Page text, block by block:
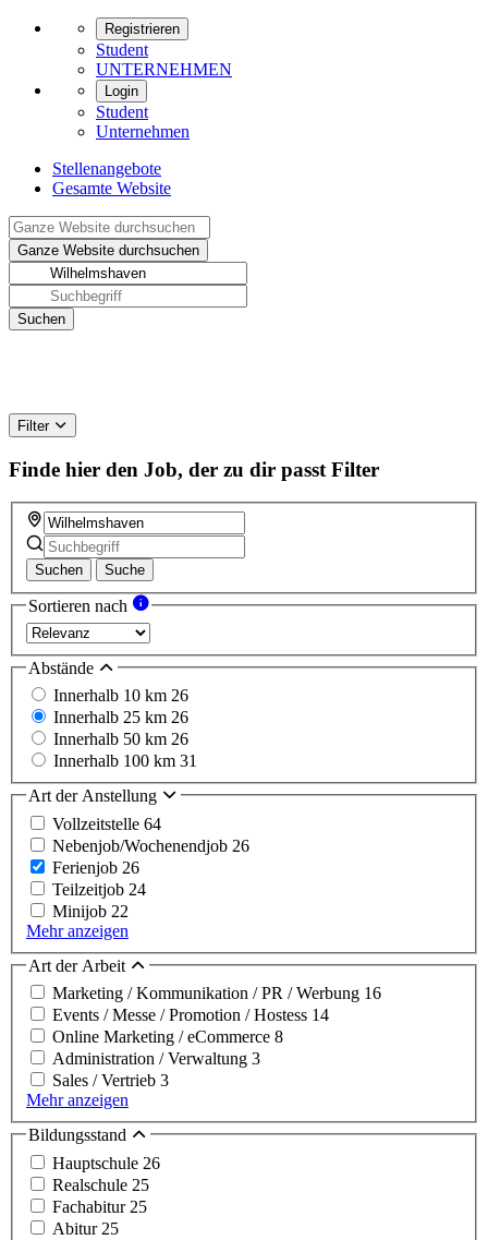
Registrieren
Student
UNTERNEHMEN
Login
Student
Unternehmen
Stellenangebote
Gesamte Website
Filter
Finde hier den Job, der zu dir passt Filter
Suchen Suche
Sortieren nach
Abstände
Innerhalb 10 km 26
Innerhalb 25 km 26
Innerhalb 50 km 26
Innerhalb 100 km 31
Art der Anstellung
Vollzeitstelle 64
Nebenjob/Wochenendjob 26
Ferienjob 26
Teilzeitjob 24
Minijob 22
Mehr anzeigen
Art der Arbeit
Marketing / Kommunikation / PR / Werbung 16
Events / Messe / Promotion / Hostess 14
Online Marketing / eCommerce 8
Administration / Verwaltung 3
Sales / Vertrieb 3
Mehr anzeigen
Bildungsstand
Hauptschule 26
Realschule 25
Fachabitur 25
Abitur 25